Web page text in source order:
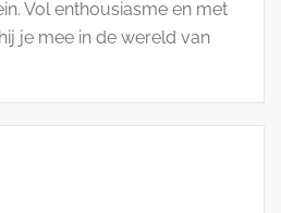
Vol enthousiasme en met
je mee in de wereld van